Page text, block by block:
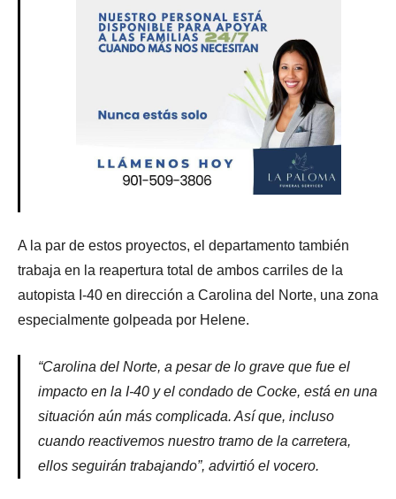
A la par de estos proyectos, el departamento también
trabaja en la reapertura total de ambos carriles de la
autopista I-40 en dirección a Carolina del Norte, una zona
especialmente golpeada por Helene.
“Carolina del Norte, a pesar de lo grave que fue el
impacto en la I-40 y el condado de Cocke, está en una
situación aún más complicada. Así que, incluso
cuando reactivemos nuestro tramo de la carretera,
ellos seguirán trabajando”, advirtió el vocero.